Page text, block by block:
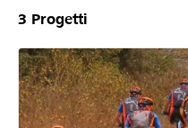
3 Progetti